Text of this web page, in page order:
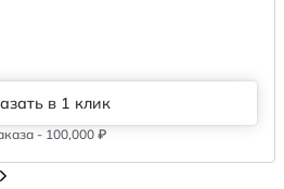
в 1 клик
- 100,000 ₽